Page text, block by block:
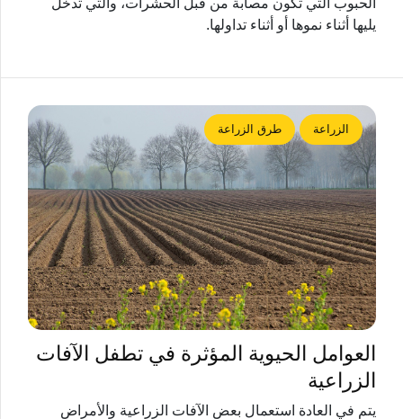
الحبوب التي تكون مصابة من قبل الحشرات، والتي تدخل
يليها أثناء نموها أو أثناء تداولها.
الزراعة طرق الزراعة
العوامل الحيوية المؤثرة في تطفل الآفات
الزراعية
يتم في العادة استعمال بعض الآفات الزراعية والأمراض